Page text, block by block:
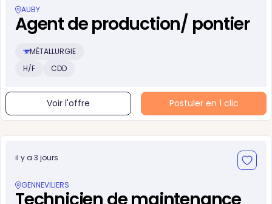
AUBY
Agent de production/ pontier
MÉTALLURGIE
H/F
CDD
Voir l'offre Postuler en 1 clic
il y a 3 jours
GENNEVILIERS